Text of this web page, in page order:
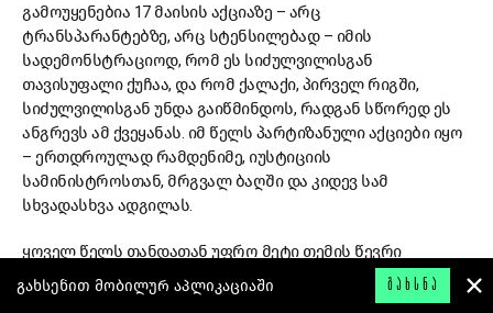
გახსენით მობილურ აპლიკაციაში ᲒᲐᲮᲡᲜᲐ
გამოუყენებია 17 მაისის აქციაზე – არც
ტრანსპარანტებზე, არც სტენსილებად – იმის
სადემონსტრაციოდ, რომ ეს სიძულვილისგან
თავისუფალი ქუჩაა, და რომ ქალაქი, პირველ რიგში,
სიძულვილისგან უნდა გაიწმინდოს, რადგან სწორედ ეს
ანგრევს ამ ქვეყანას. იმ წელს პარტიზანული აქციები იყო
– ერთდროულად რამდენიმე, იუსტიციის
სამინისტროსთან, მრგვალ ბაღში და კიდევ სამ
სხვადასხვა ადგილას.
ყოველ წელს თანდათან უფრო მეტი თემის წევრი
ერთვებოდა განხილვაში და ეს ძალიან მნიშვნელოვანი
იყო. ყველა გადაწყვეტილებაზე ვთანხმდებოდით. ბევრს